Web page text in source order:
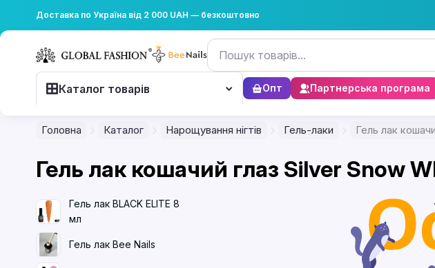
Доставка по Україна від 2 000 UAH — безкоштовно
Каталог товарів Опт Партнерська програма
Головна Каталог Нарощування нігтів Гель-лаки Гель лак
Гель лак кошачий глаз Silver Snow
Гель лак BLACK ELITE 8
мл
Гель лак Bee Nails